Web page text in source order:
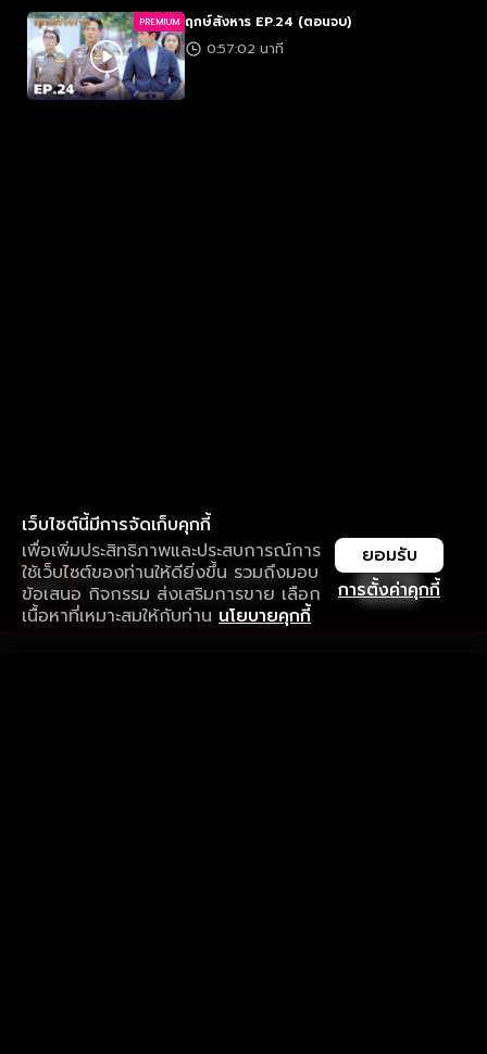
PREMIUM ฤกษ์สังหาร EP.24 (ตอนจบ)
0:57:02 นาที
เว็บไซต์นี้มีการจัดเก็บคุกกี้
เพื่อเพิ่มประสิทธิภาพและประสบการณ์การ
ใช้เว็บไซต์ของท่านให้ดียิ่งขึ้น รวมถึงมอบ
ข้อเสนอ กิจกรรม ส่งเสริมการขาย เลือก
เนื้อหาที่เหมาะสมให้กับท่าน นโยบายคุกกี้
การตั้งค่าคุกกี้
ยอมรับ
ใช้งานแอป ลื่นไหลกว่า ไม่มีสะดุด
ดาวน์โหลดแอปเพื่อการรับชมที่ดีกว่า เปิด